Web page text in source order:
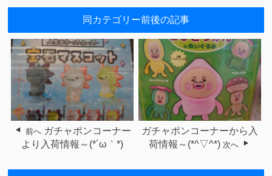
同カテゴリー前後の記事
前へ ガチャポンコーナー
より入荷情報～(*´ω｀*)
ガチャポンコーナーから入
荷情報～(*^▽^*) 次へ